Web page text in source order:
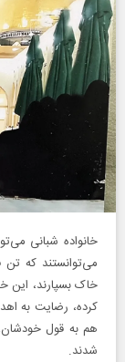
می‌توانستند که
خاک بسپارند، این
کرده، رضایت به
هم به قول
شدند.